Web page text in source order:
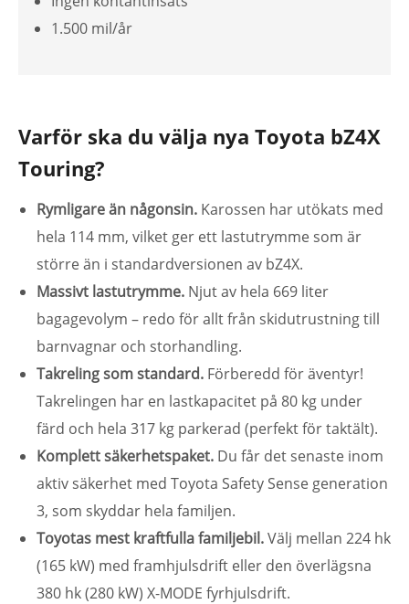
1.500 mil/år
Varför ska du välja nya Toyota bZ4X
Touring?
Rymligare än någonsin. Karossen har utökats med
hela 114 mm, vilket ger ett lastutrymme som är
större än i standardversionen av bZ4X.
Massivt lastutrymme. Njut av hela 669 liter
bagagevolym – redo för allt från skidutrustning till
barnvagnar och storhandling.
Takreling som standard. Förberedd för äventyr!
Takrelingen har en lastkapacitet på 80 kg under
färd och hela 317 kg parkerad (perfekt för taktält).
Komplett säkerhetspaket. Du får det senaste inom
aktiv säkerhet med Toyota Safety Sense generation
3, som skyddar hela familjen.
Toyotas mest kraftfulla familjebil.Välj mellan 224 hk
(165 kW) med framhjulsdrift eller den överlägsna
380 hk (280 kW) X-MODE fyrhjulsdrift.